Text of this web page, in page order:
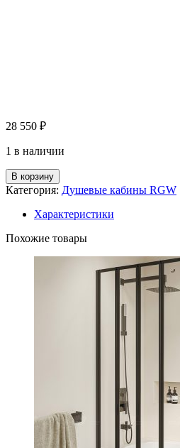
28 550 ₽
1 в наличии
В корзину
Категория: Душевые кабины RGW
Характеристики
Похожие товары